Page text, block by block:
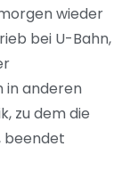
wieder
bei U-Bahn,
in anderen
zu dem die
beendet